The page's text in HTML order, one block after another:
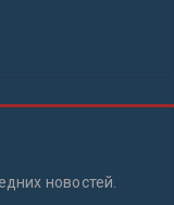
новостей.